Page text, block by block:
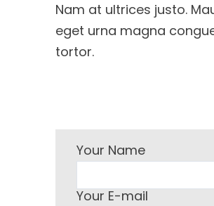
Nam at ultrices justo.
eget urna magna
tortor.
Your Name
Your E-mail